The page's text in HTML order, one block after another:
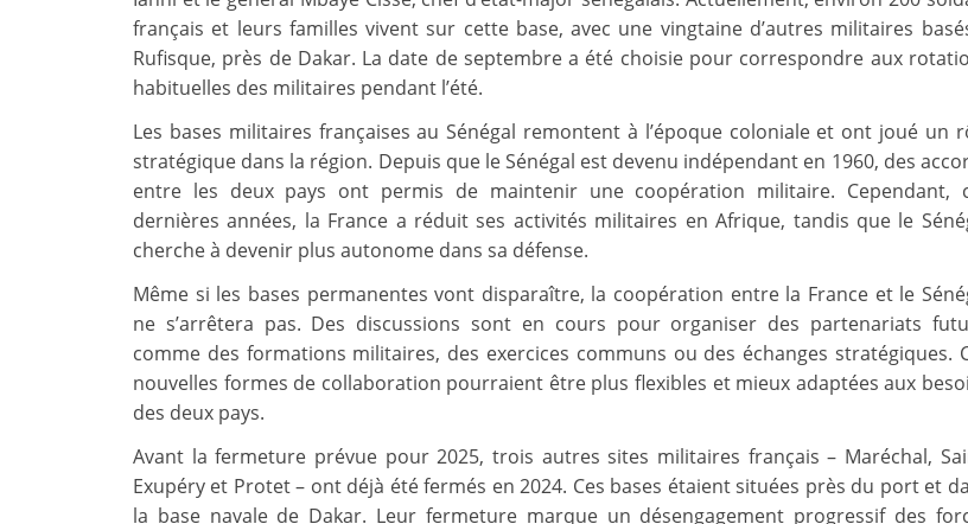
français et leurs familles vivent sur cette base, avec une vingtaine d’autres militaires
Rufisque, près de Dakar. La date de septembre a été choisie pour correspondre aux
habituelles des militaires pendant l’été.
Les bases militaires françaises au Sénégal remontent à l’époque coloniale et ont joué un
stratégique dans la région. Depuis que le Sénégal est devenu indépendant en 1960, des
entre les deux pays ont permis de maintenir une coopération militaire. Cependant,
dernières années, la France a réduit ses activités militaires en Afrique, tandis que le
cherche à devenir plus autonome dans sa défense.
Même si les bases permanentes vont disparaître, la coopération entre la France et le
ne s’arrêtera pas. Des discussions sont en cours pour organiser des partenariats
comme des formations militaires, des exercices communs ou des échanges stratégiques.
nouvelles formes de collaboration pourraient être plus flexibles et mieux adaptées aux
des deux pays.
Avant la fermeture prévue pour 2025, trois autres sites militaires français – Maréchal,
Exupéry et Protet – ont déjà été fermés en 2024. Ces bases étaient situées près du port et
la base navale de Dakar. Leur fermeture marque un désengagement progressif des